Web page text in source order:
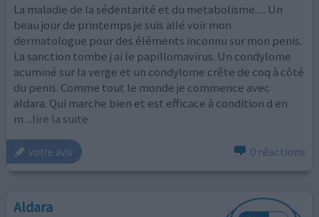
La maladie de la sédentarité et du metabolisme..... Un
beau jour de printemps je suis allé voir mon
dermatologue pour des éléments inconnu sur mon penis.
La sanction tombe j ai le papillomavirus. Un condylome
acuminé sur la verge et un condylome crête de coq à côté
du penis. Comme tout le monde je commence avec
aldara. Qui marche bien et est efficace à condition d en
m ...lire la suite
votre avis 0 réactions
Aldara